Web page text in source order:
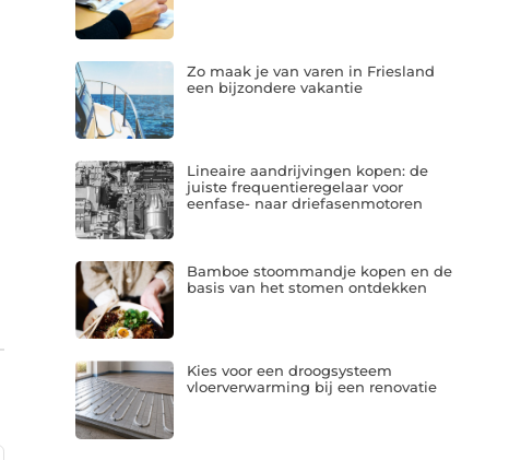
Zo maak je van varen in Friesland
een bijzondere vakantie
Lineaire aandrijvingen kopen: de
juiste frequentieregelaar voor
eenfase- naar driefasenmotoren
Bamboe stoommandje kopen en de
basis van het stomen ontdekken
Kies voor een droogsysteem
vloerverwarming bij een renovatie